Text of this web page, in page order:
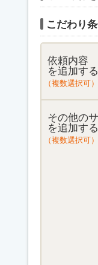
こだわり
依頼内容
を追加する
（複数選択可）
その他の
を追加する
（複数選択可）